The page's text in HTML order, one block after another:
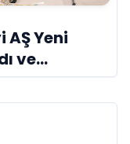
Yeni
ve
Vizyon